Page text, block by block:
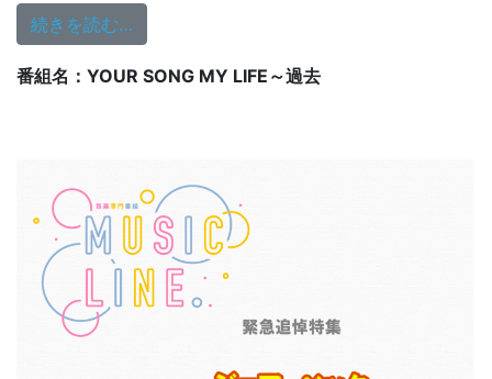
続きを読む…
番組名：YOUR SONG MY LIFE～過去